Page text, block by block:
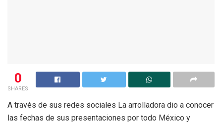
0
SHARES
A través de sus redes sociales La arrolladora dio a conocer
las fechas de sus presentaciones por todo México y